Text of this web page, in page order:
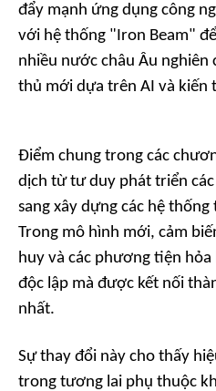
đẩy mạnh ứng dụng công
với hệ thống "Iron Beam"
nhiều nước châu Âu nghiên
thủ mới dựa trên AI và kiến
Điểm chung trong các
dịch từ tư duy phát triển
sang xây dựng các hệ
Trong mô hình mới, cảm
huy và các phương tiện
độc lập mà được kết nối
nhất.
Sự thay đổi này cho thấy
trong tương lai phụ thuộc